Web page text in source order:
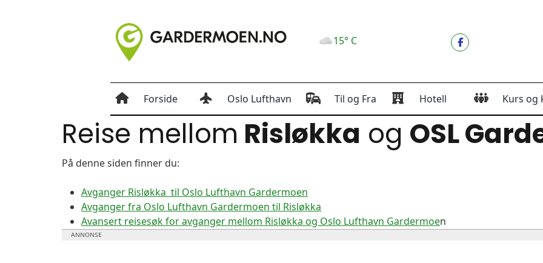
15° C
Forside Oslo Lufthavn Til og Fra Hotell Kurs og
Reise mellom Risløkka og OSL
På denne siden finner du:
Avganger Risløkka til Oslo Lufthavn Gardermoen
Avganger fra Oslo Lufthavn Gardermoen til Risløkka
Avansert reisesøk for avganger mellom Risløkka og Oslo Lufthavn Gardermoen